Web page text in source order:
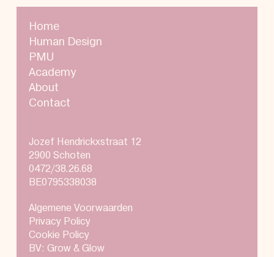
Home
Human Design
PMU
Academy
About
Contact
Jozef Hendrickxstraat 12
2900 Schoten
0472/38.26.68
BE0795338038
Algemene Voorwaarden
Privacy Policy
Cookie Policy
BV: Grow & Glow